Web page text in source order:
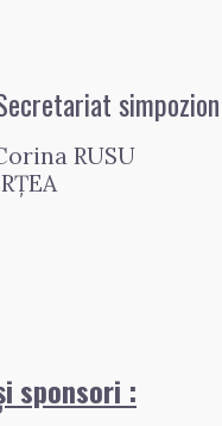
simpozion
RUSU
sponsori :